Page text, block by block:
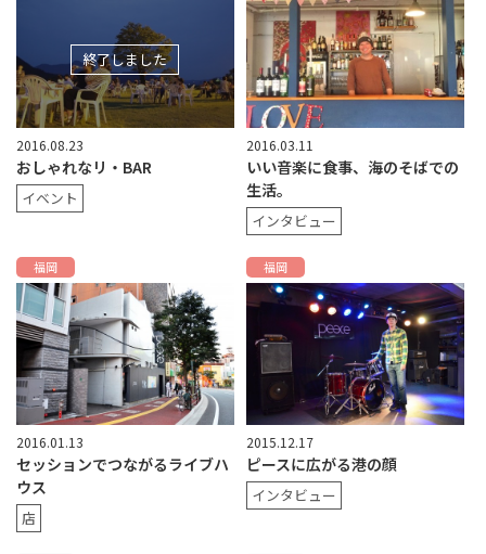
終了しました
2016.08.23
おしゃれなリ・BAR
イベント
2016.03.11
いい音楽に食事、海のそばでの
生活。
インタビュー
福岡
2016.01.13
セッションでつながるライブハ
ウス
店
福岡
2015.12.17
ピースに広がる港の顔
インタビュー